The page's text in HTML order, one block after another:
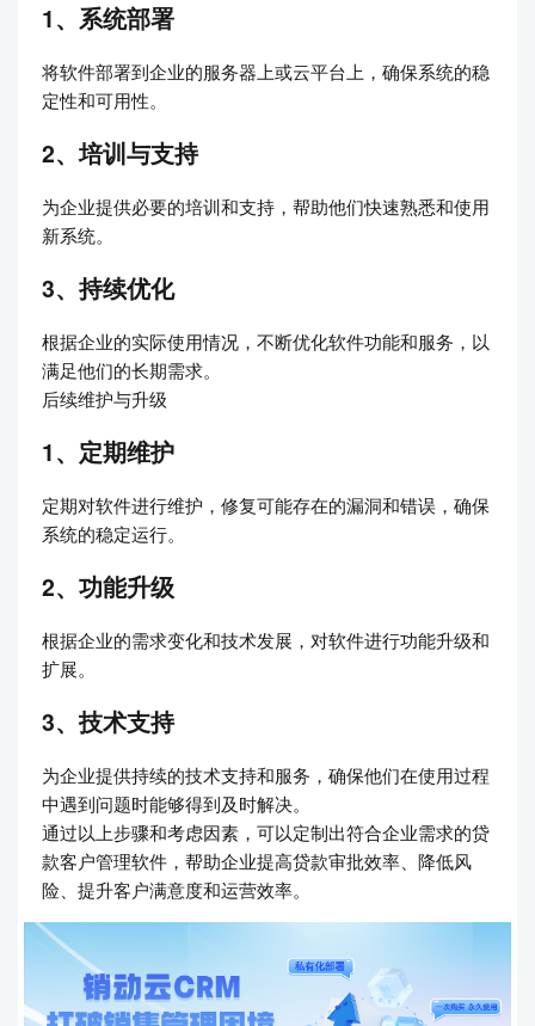
1、系统部署
将软件部署到企业的服务器上或云平台上，确保系统的稳
定性和可用性。
2、培训与支持
为企业提供必要的培训和支持，帮助他们快速熟悉和使用
新系统。
3、持续优化
根据企业的实际使用情况，不断优化软件功能和服务，以
满足他们的长期需求。
后续维护与升级
1、定期维护
定期对软件进行维护，修复可能存在的漏洞和错误，确保
系统的稳定运行。
2、功能升级
根据企业的需求变化和技术发展，对软件进行功能升级和
扩展。
3、技术支持
为企业提供持续的技术支持和服务，确保他们在使用过程
中遇到问题时能够得到及时解决。
通过以上步骤和考虑因素，可以定制出符合企业需求的贷
款客户管理软件，帮助企业提高贷款审批效率、降低风
险、提升客户满意度和运营效率。